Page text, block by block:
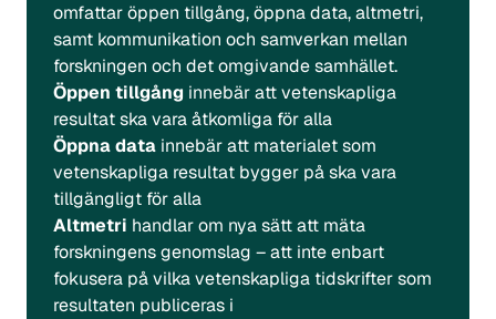
omfattar öppen tillgång, öppna data, altmetri,
samt kommunikation och samverkan mellan
forskningen och det omgivande samhället.
Öppen tillgång innebär att vetenskapliga
resultat ska vara åtkomliga för alla
Öppna data innebär att materialet som
vetenskapliga resultat bygger på ska vara
tillgängligt för alla
Altmetri handlar om nya sätt att mäta
forskningens genomslag – att inte enbart
fokusera på vilka vetenskapliga tidskrifter som
resultaten publiceras i